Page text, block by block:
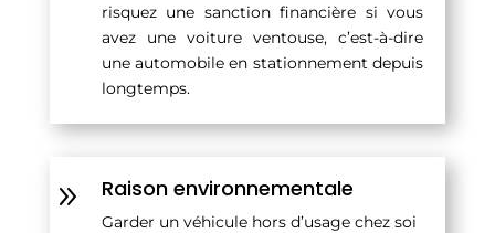
risquez une sanction financière si vous
avez une voiture ventouse, c’est-à-dire
une automobile en stationnement depuis
longtemps.
9 Raison environnementale
Garder un véhicule hors d’usage chez soi